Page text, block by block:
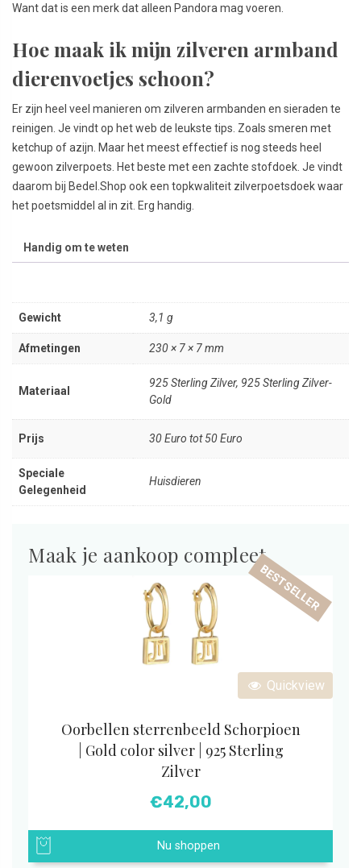
Want dat is een merk dat alleen Pandora mag voeren.
Hoe maak ik mijn zilveren armband
dierenvoetjes schoon?
Er zijn heel veel manieren om zilveren armbanden en sieraden te
reinigen. Je vindt op het web de leukste tips. Zoals smeren met
ketchup of azijn. Maar het meest effectief is nog steeds heel
gewoon zilverpoets. Het beste met een zachte stofdoek. Je vindt
daarom bij Bedel.Shop ook een topkwaliteit zilverpoetsdoek waar
het poetsmiddel al in zit. Erg handig.
Handig om te weten
Gewicht 3,1 g
Afmetingen 230 × 7 × 7 mm
Materiaal
925 Sterling Zilver, 925 Sterling Zilver-
Gold
Prijs 30 Euro tot 50 Euro
Speciale
Gelegenheid
Huisdieren
Maak je aankoop compleet
Quickview
BESTSELLER
Oorbellen sterrenbeeld Schorpioen
| Gold color silver | 925 Sterling
Zilver
€42,00
Nu shoppen